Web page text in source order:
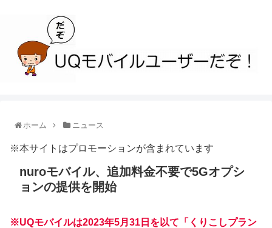
ホーム ニュース
※本サイトはプロモーションが含まれています
nuroモバイル、追加料金不要で5Gオプシ
ョンの提供を開始
※UQモバイルは2023年5月31日を以て「くりこしプラン